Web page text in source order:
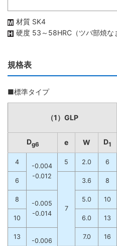
材質 SK4
硬度 53～58HRC（ツバ部焼な
規格表
■標準タイプ
（1）GLP
Dg6 e W D1
4
-0.004
-0.012
5 2.0 6
6
7
3.6 8
8
-0.005
-0.014
5.0 10
10 6.0 13
13
-0.006
7.0 16